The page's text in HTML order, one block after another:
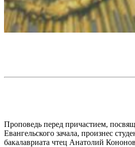
Проповедь перед причастием,
Евангельского зачала, произнес
бакалавриата чтец Анатолий